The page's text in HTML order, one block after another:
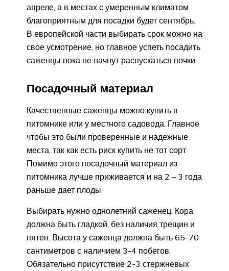
апреле, а в местах с умеренным климатом
благоприятным для посадки будет сентябрь.
В европейской части выбирать срок можно на
свое усмотрение, но главное успеть посадить
саженцы пока не начнут распускаться почки.
Посадочный материал
Качественные саженцы можно купить в
питомнике или у местного садовода. Главное
чтобы это были проверенные и надежные
места, так как есть риск купить не тот сорт.
Помимо этого посадочный материал из
питомника лучше приживается и на 2 – 3 года
раньше дает плоды.
Выбирать нужно однолетний саженец. Кора
должна быть гладкой, без наличия трещин и
пятен. Высота у саженца должна быть 65-70
сантиметров с наличием 3-4 побегов.
Обязательно присутствие 2-3 стержневых